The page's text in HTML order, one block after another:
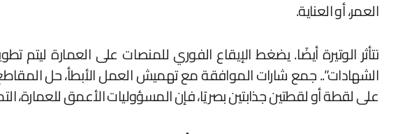
العمر، أو العناية.
تتأثر الوتيرة أيضًا. يضغط الإيقاع الفوري للمنصات على العمارة
الشهادات”.. جمع شارات الموافقة مع تهميش العمل الأبطأ، حل المقاطع،
على لقطة أو لقطتين جذابتين بصريًا، فإن المسؤوليات الأعمق للعمارة،